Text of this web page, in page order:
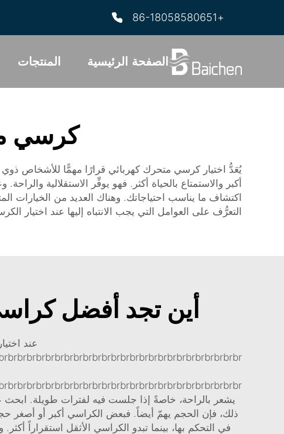
+86-18058580651
الصفحة الرئيسية المنتجات
كرسي
يُعَدُّ اختيار كرسي متحرك كهربائي قرارًا مهمًّا للأشخاص
أكبر والاستمتاع بالحياة أكثر. فهو يوفِّر الاستقلالية
اكتشاف ما يناسب احتياجاتك. وهناك العديد من الخيارات
التعرُّف على العوامل التي يجب الانتباه إليها عند اختيار
أين تجد أفضل
عند
يشعر بالراحة، خاصةً إذا جلست فيه لفترات طويلة. ابحث
ذلك، فإن الحجم يهمّ أيضاً. فبعض الكراسي أكبر أو أصغر
في التحكم بها، بينما تبدو الكراسي الأثقل استقراراً